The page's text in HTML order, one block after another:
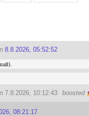
8.8.2026, 05:52:52
boosted
7.8.2026, 10:12:43
08:21:17